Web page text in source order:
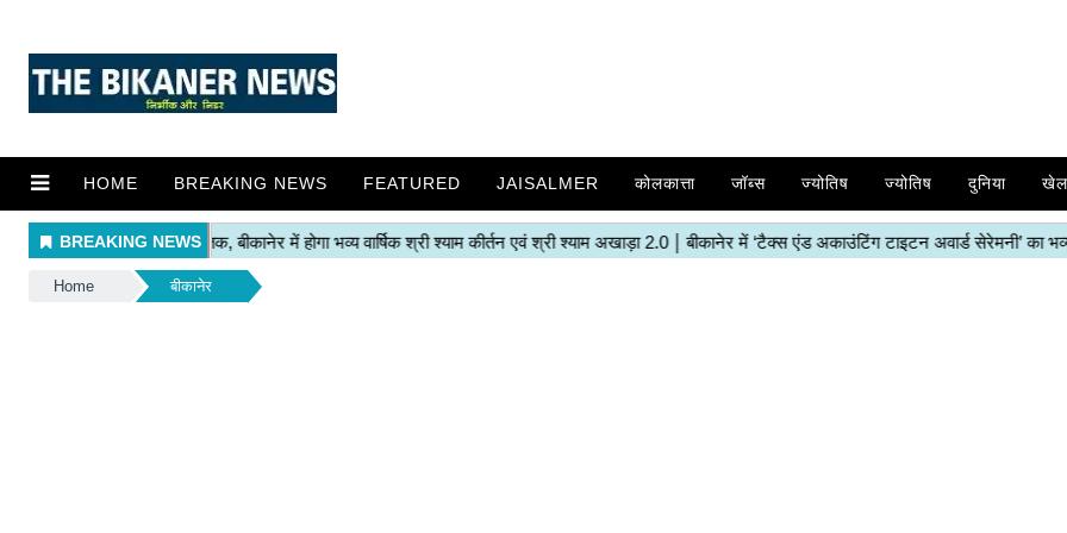
HOME BREAKING NEWS FEATURED JAISALMER कोलकात्ता जॉब्स ज्योतिष ज्योतिष दुनिया खेल
Home बीकानेर